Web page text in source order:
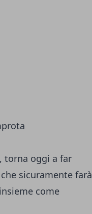
torna oggi a far
sicuramente farà
come